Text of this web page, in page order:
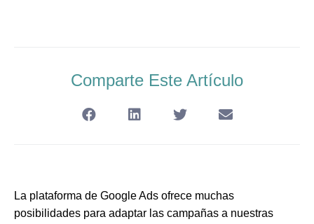
Comparte Este Artículo
La plataforma de Google Ads ofrece muchas
posibilidades para adaptar las campañas a nuestras